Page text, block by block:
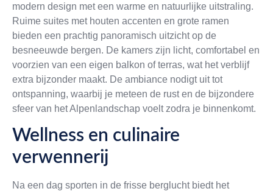
modern design met een warme en natuurlijke uitstraling.
Ruime suites met houten accenten en grote ramen
bieden een prachtig panoramisch uitzicht op de
besneeuwde bergen. De kamers zijn licht, comfortabel en
voorzien van een eigen balkon of terras, wat het verblijf
extra bijzonder maakt. De ambiance nodigt uit tot
ontspanning, waarbij je meteen de rust en de bijzondere
sfeer van het Alpenlandschap voelt zodra je binnenkomt.
Wellness en culinaire
verwennerij
Na een dag sporten in de frisse berglucht biedt het